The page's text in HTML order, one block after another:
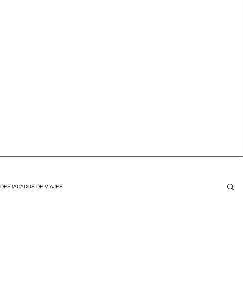
DESTACADOS DE VIAJES